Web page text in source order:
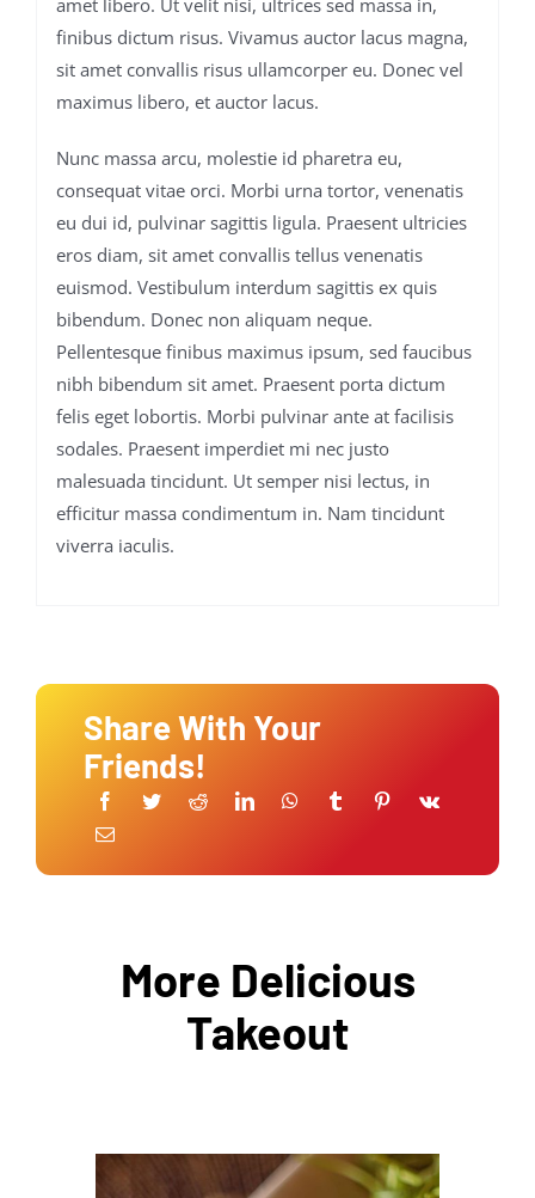
amet libero. Ut velit nisi, ultrices sed massa in,
finibus dictum risus. Vivamus auctor lacus magna,
sit amet convallis risus ullamcorper eu. Donec vel
maximus libero, et auctor lacus.
Nunc massa arcu, molestie id pharetra eu,
consequat vitae orci. Morbi urna tortor, venenatis
eu dui id, pulvinar sagittis ligula. Praesent ultricies
eros diam, sit amet convallis tellus venenatis
euismod. Vestibulum interdum sagittis ex quis
bibendum. Donec non aliquam neque.
Pellentesque finibus maximus ipsum, sed faucibus
nibh bibendum sit amet. Praesent porta dictum
felis eget lobortis. Morbi pulvinar ante at facilisis
sodales. Praesent imperdiet mi nec justo
malesuada tincidunt. Ut semper nisi lectus, in
efficitur massa condimentum in. Nam tincidunt
viverra iaculis.
Share With Your
Friends!
More Delicious
Takeout